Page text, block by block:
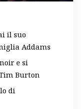
il suo
Addams
e si
Burton
di